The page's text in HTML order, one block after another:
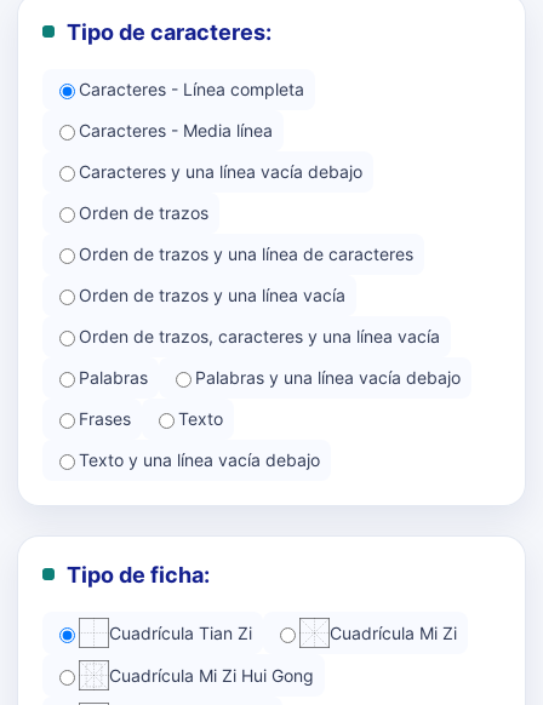
Tipo de caracteres:
Caracteres - Línea completa
Caracteres - Media línea
Caracteres y una línea vacía debajo
Orden de trazos
Orden de trazos y una línea de caracteres
Orden de trazos y una línea vacía
Orden de trazos, caracteres y una línea vacía
Palabras
Palabras y una línea vacía debajo
Frases
Texto
Texto y una línea vacía debajo
Tipo de ficha:
Cuadrícula Tian Zi Cuadrícula Mi Zi
Cuadrícula Mi Zi Hui Gong